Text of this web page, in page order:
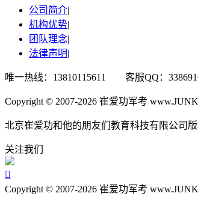
公司简介|
机构优势|
团队理念|
法律声明|
唯一热线：13810115611 客服QQ：
Copyright © 2007-2026 崔爱功军考
北京崔爱功和他的朋友们教育科技有限公司
关注我们

Copyright © 2007-2026 崔爱功军考